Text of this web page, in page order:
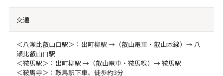
交通
＜八瀬比叡山口駅＞：出町柳駅 →（叡山電車・叡山本線）→ 八
瀬比叡山口駅
＜鞍馬駅＞：出町柳駅 →（叡山電車・鞍馬線）→ 鞍馬駅
＜鞍馬寺＞：鞍馬駅下車、徒歩約3分